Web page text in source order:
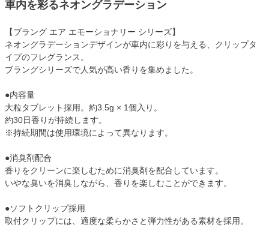
車内を彩るネオングラデーション
【ブラング エア エモーショナリー シリーズ】
ネオングラデーションデザインが車内に彩りを与える、クリップタ
イプのフレグランス。
ブラングシリーズで人気が高い香りを集めました。
●内容量
大粒タブレット採用。約3.5g × 1個入り。
約30日香りが持続します。
※持続期間は使用環境によって異なります。
●消臭剤配合
香りをクリーンに楽しむために消臭剤を配合しています。
いやな臭いを消臭しながら、香りを楽しむことができます。
●ソフトクリップ採用
取付クリップには、適度な柔らかさと弾力性がある素材を採用。